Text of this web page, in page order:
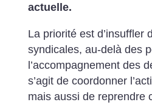
actuelle.
La priorité est d’insuffler
syndicales, au-delà des
l’accompagnement des
s’agit de coordonner
mais ­aussi de reprendre